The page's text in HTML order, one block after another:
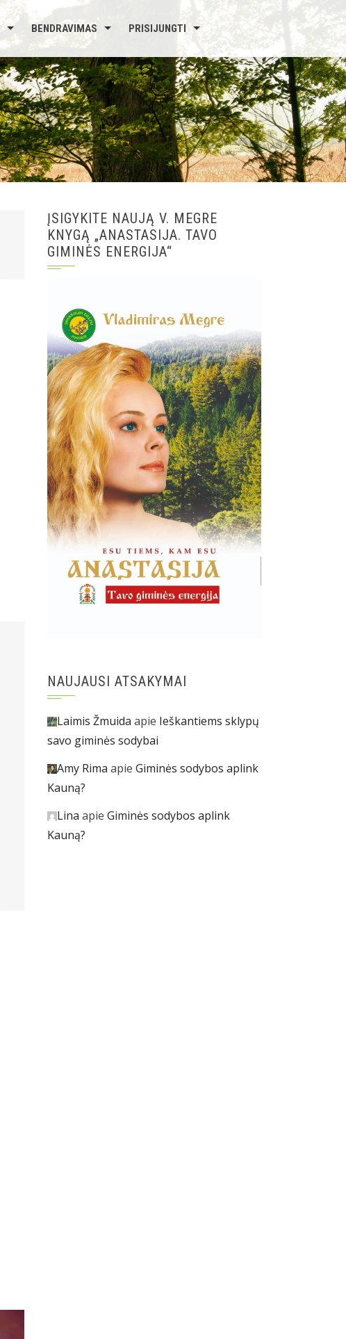
BENDRAVIMAS PRISIJUNGTI
ĮSIGYKITE NAUJĄ V. MEGRE
KNYGĄ „ANASTASIJA. TAVO
GIMINĖS ENERGIJA“
NAUJAUSI ATSAKYMAI
Laimis Žmuida apie Ieškantiems sklypų
savo giminės sodybai
Amy Rima apie Giminės sodybos aplink
Kauną?
Lina apie Giminės sodybos aplink
Kauną?